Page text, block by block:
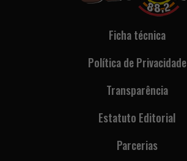
Ficha técnica
Política de Privacidade
Transparência
Estatuto Editorial
Parcerias